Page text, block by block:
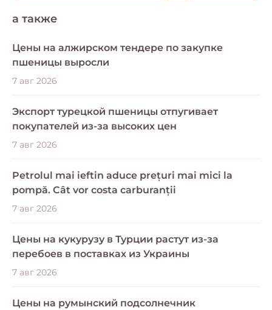
a также
Цены на алжирском тендере по закупке
пшеницы выросли
7 авг 2026
Экспорт турецкой пшеницы отпугивает
покупателей из-за высоких цен
7 авг 2026
Petrolul mai ieftin aduce prețuri mai mici la
pompă. Cât vor costa carburanții
7 авг 2026
Цены на кукурузу в Турции растут из-за
перебоев в поставках из Украины
7 авг 2026
Цены на румынский подсолнечник